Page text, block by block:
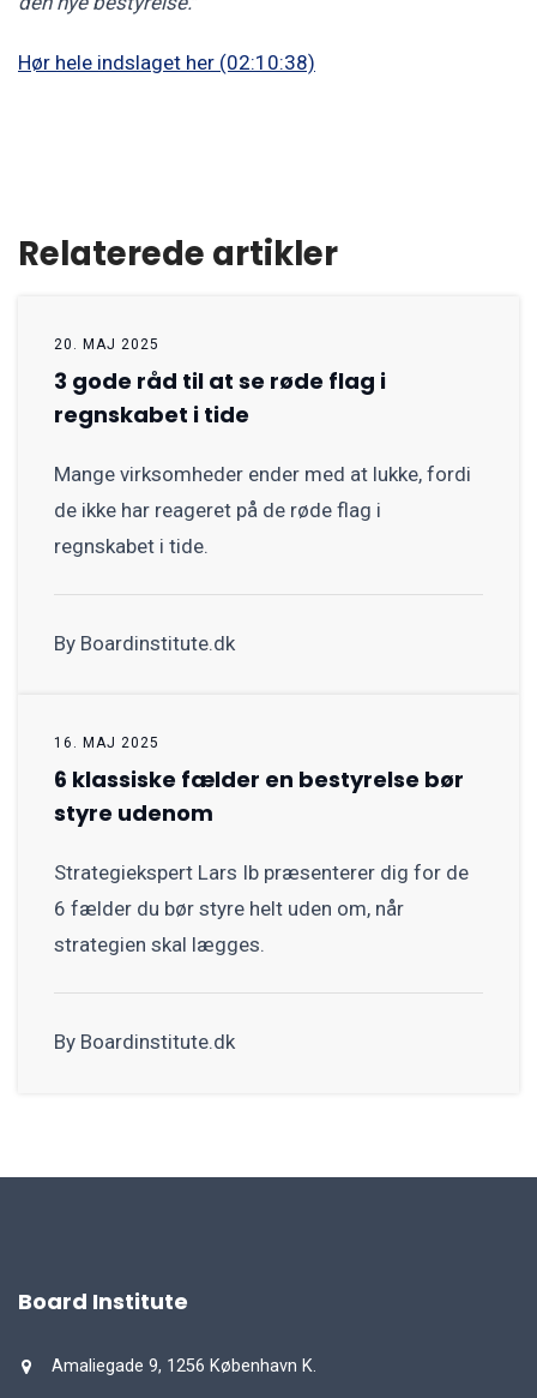
Hør hele indslaget her (02:10:38)
Relaterede artikler
20. MAJ 2025
3 gode råd til at se røde flag i
regnskabet i tide
Mange virksomheder ender med at lukke, fordi
de ikke har reageret på de røde flag i
regnskabet i tide.
By Boardinstitute.dk
16. MAJ 2025
6 klassiske fælder en bestyrelse bør
styre udenom
Strategiekspert Lars Ib præsenterer dig for de
6 fælder du bør styre helt uden om, når
strategien skal lægges.
By Boardinstitute.dk
Board Institute
Amaliegade 9, 1256 København K.